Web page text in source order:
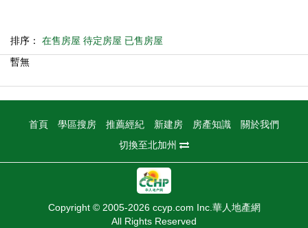
排序： 在售房屋 待定房屋 已售房屋
暫無
首頁 學區搜房 推薦經紀 新建房 房產知識
關於我們
切換至北加州
Copyright © 2005-2026 ccyp.com Inc.華人地產網
All Rights Reserved